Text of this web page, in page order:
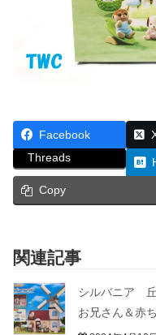
Facebook
Threads
Copy
関連記事
シルバニア
お兄さん＆赤